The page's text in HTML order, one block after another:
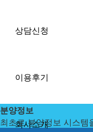
상담신청
이용후기
회사소개
분양정보
최초로 분양정보 시스